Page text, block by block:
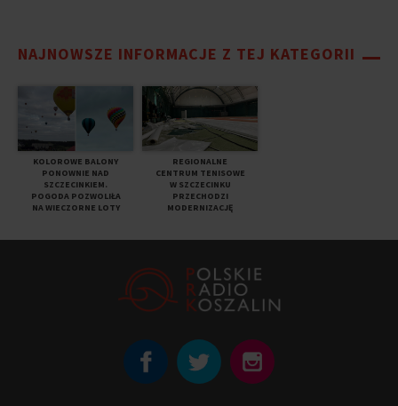
NAJNOWSZE INFORMACJE Z TEJ KATEGORII
KOLOROWE BALONY
PONOWNIE NAD
SZCZECINKIEM.
POGODA POZWOLIŁA
NA WIECZORNE LOTY
REGIONALNE
CENTRUM TENISOWE
W SZCZECINKU
PRZECHODZI
MODERNIZACJĘ